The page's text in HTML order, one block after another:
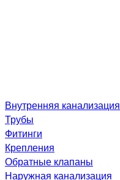
Внутренняя канализация
Трубы
Фитинги
Крепления
Обратные клапаны
Наружная канализация